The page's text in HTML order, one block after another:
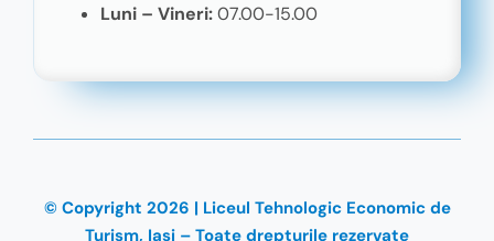
Luni – Vineri:07.00-15.00
© Copyright 2026 | Liceul Tehnologic Economic de
Turism, Iași – Toate drepturile rezervate